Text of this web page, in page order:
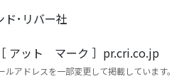
ド･リバー社
アット マーク ］pr.cri.co.jp
アドレスを一部変更して掲載しています。